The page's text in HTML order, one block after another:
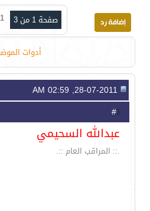
صفحة 1 من 3 1
أدوات
1
عبدالله السحيمي
.:: المراقب العام ::.